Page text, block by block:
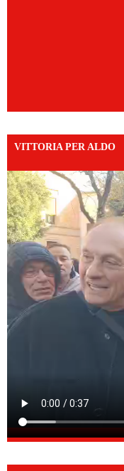
VITTORIA PER ALDO